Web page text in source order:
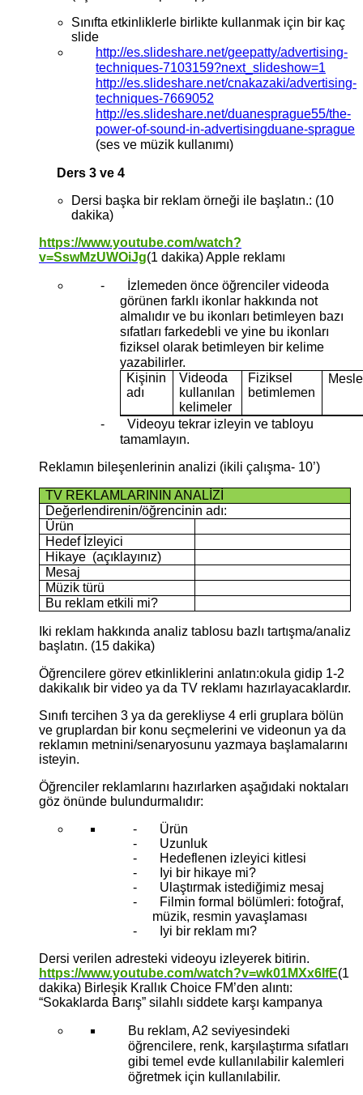
Sınıfta etkinliklerle birlikte kullanmak için bir kaç
slide
http://es.slideshare.net/geepatty/advertising-
techniques-7103159?next_slideshow=1
http://es.slideshare.net/cnakazaki/advertising-
techniques-7669052
http://es.slideshare.net/duanesprague55/the-
power-of-sound-in-advertisingduane-sprague
(ses ve müzik kullanımı)
Ders 3 ve 4
Dersi başka bir reklam örneği ile başlatın.: (10
dakika)
https://www.youtube.com/watch?
v=SswMzUWOiJg(1 dakika) Apple reklamı
-
İzlemeden önce öğrenciler videoda
görünen farklı ikonlar hakkında not
almalıdır ve bu ikonları betimleyen bazı
sıfatları farkedebli ve yine bu ikonları
fiziksel olarak betimleyen bir kelime
yazabilirler.
Kişinin
adı
Videoda
kullanılan
kelimeler
Fiziksel
betimlemen
-
Videoyu tekrar izleyin ve tabloyu
tamamlayın.
Reklamın bileşenlerinin analizi (ikili çalışma- 10’)
TV REKLAMLARININ ANALİZİ
Değerlendirenin/öğrencinin adı:
Ürün
Hedef İzleyici
Hikaye (açıklayınız)
Mesaj
Müzik türü
Bu reklam etkili mi?
Iki reklam hakkında analiz tablosu bazlı tartışma/analiz
başlatın. (15 dakika)
Öğrencilere görev etkinliklerini anlatın:okula gidip 1-2
dakikalık bir video ya da TV reklamı hazırlayacaklardır.
Sınıfı tercihen 3 ya da gerekliyse 4 erli gruplara bölün
ve gruplardan bir konu seçmelerini ve videonun ya da
reklamın metnini/senaryosunu yazmaya başlamalarını
isteyin.
Öğrenciler reklamlarını hazırlarken aşağıdaki noktaları
göz önünde bulundurmalıdır:
- Ürün
- Uzunluk
- Hedeflenen izleyici kitlesi
- Iyi bir hikaye mi?
- Ulaştırmak istediğimiz mesaj
-
Filmin formal bölümleri: fotoğraf,
müzik, resmin yavaşlaması
-
Iyi bir reklam mı?
Dersi verilen adresteki videoyu izleyerek bitirin.
https://www.youtube.com/watch?v=wk01MXx6IfE(1
dakika) Birleşik Krallık Choice FM’den alıntı:
“Sokaklarda Barış” silahlı siddete karşı kampanya
Bu reklam, A2 seviyesindeki
öğrencilere, renk, karşılaştırma sıfatları
gibi temel evde kullanılabilir kalemleri
öğretmek için kullanılabilir.